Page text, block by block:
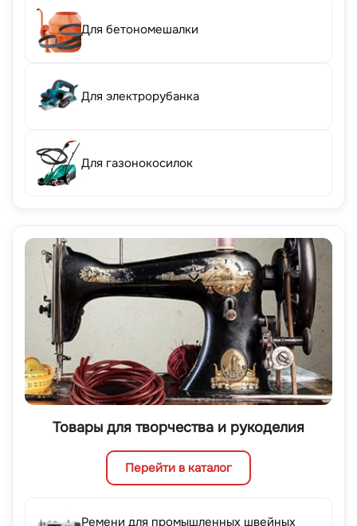
Для бетономешалки
Для электрорубанка
Для газонокосилок
Товары для творчества и рукоделия
Перейти в каталог
Ремени для промышленных швейных